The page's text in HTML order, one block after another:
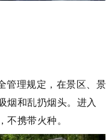
管理规定，在景区、景
烟和乱扔烟头。进入
携带火种。